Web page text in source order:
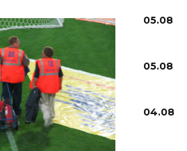
05.08
05.08
04.08